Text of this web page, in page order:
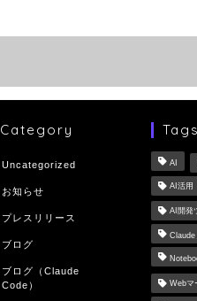
Category
Uncategorized
お知らせ
プレスリリース
ブログ
ブログ（Claude
Code）
Tags
AI
AI活用
AI開発
Webマ